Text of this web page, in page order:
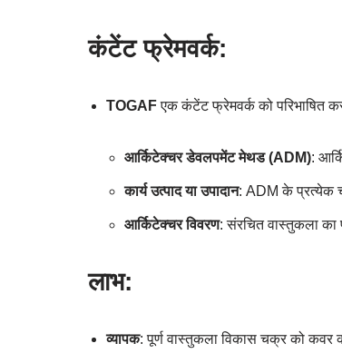
कंटेंट फ्रेमवर्क:
TOGAFएक कंटेंट फ्रेमवर्क को परिभाषित
आर्किटेक्चर डेवलपमेंट मेथड (ADM):
कार्य उत्पाद या उपादान: ADM के प्रत्येक
आर्किटेक्चर विवरण: संरचित वास्तुकला का
लाभ:
व्यापक: पूर्ण वास्तुकला विकास चक्र को कवर